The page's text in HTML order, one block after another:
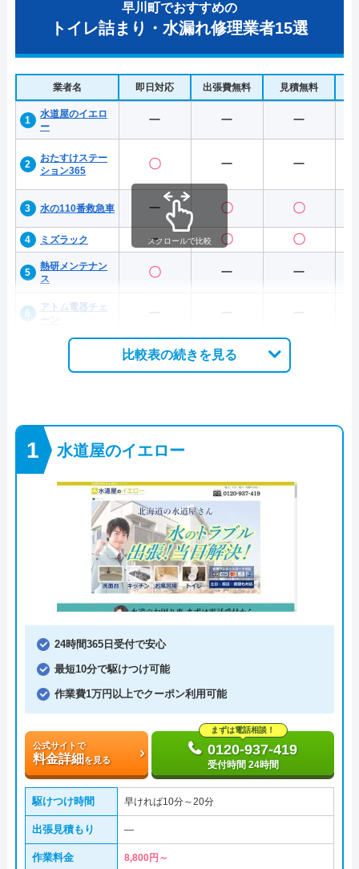
早川町でおすすめの
トイレ詰まり・水漏れ修理業者15選
業者名 即日対応 出張費無料 見積無料
水道屋のイエロ
ー
ー ー ー
おたすけステー
ション365
〇 ー ー
水の110番救急車 ー 〇 〇
ミズラック ー 〇 〇
熱研メンテナン
ス
〇 ー ー
アトム電器チェ
スクロールで比較
比較表の続きを見る
水道屋のイエロー
24時間365日受付で安心
最短10分で駆けつけ可能
作業費1万円以上でクーポン利用可能
公式サイトで
料金詳細を見る
まずは電話相談！
0120-937-419
受付時間 24時間
駆けつけ時間 早ければ10分～20分
出張見積もり ―
作業料金 8,800円～